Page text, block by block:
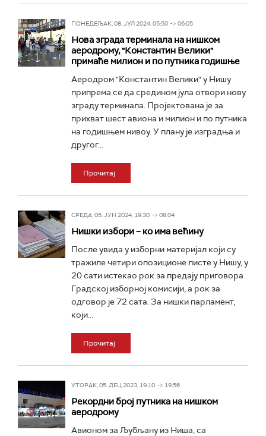
ПОНЕДЕЉАК, 08. ЈУЛ 2024, 05:50 -> 06:05
Нова зграда терминала на нишком
аеродрому, "Константин Велики"
примаће милион и по путника годишње
Аеродром "Константин Велики" у Нишу
припрема се да средином јула отвори нову
зграду терминала. Пројектована је за
прихват шест авиона и милион и по путника
на годишњем нивоу. У плану је изградња и
другог...
Прочитај
СРЕДА, 05. ЈУН 2024, 19:30 -> 08:04
Нишки избори – ко има већину
После увида у изборни материјал који су
тражиле четири опозиционе листе у Нишу, у
20 сати истекао рок за предају приговора
Градској изборној комисији, а рок за
одговор је 72 сата. За нишки парламент,
који...
Прочитај
УТОРАК, 05. ДЕЦ 2023, 19:10 -> 19:56
Рекордни број путника на нишком
аеродрому
Авионом за Љубљану из Ниша, са